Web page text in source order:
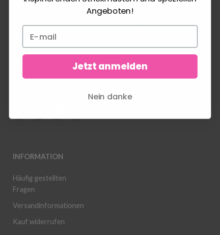
Inspiration für das nächste
kostenloser Muster
wartet darauf, entdeckt zu
Lindehobby-Team wünscht
INFORMATION
Häufig gestellten
Fragen
Versandinformationen
Kauf widerrufen
Bestellverlauf
Newsletter
Angeboten!
Jetzt anmelden
Nein danke